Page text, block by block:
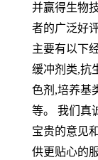
并赢得生物
者的广泛好评
主要有以下
缓冲剂类,抗
色剂,培养基
等。 我们真
宝贵的意见
供更贴心的服